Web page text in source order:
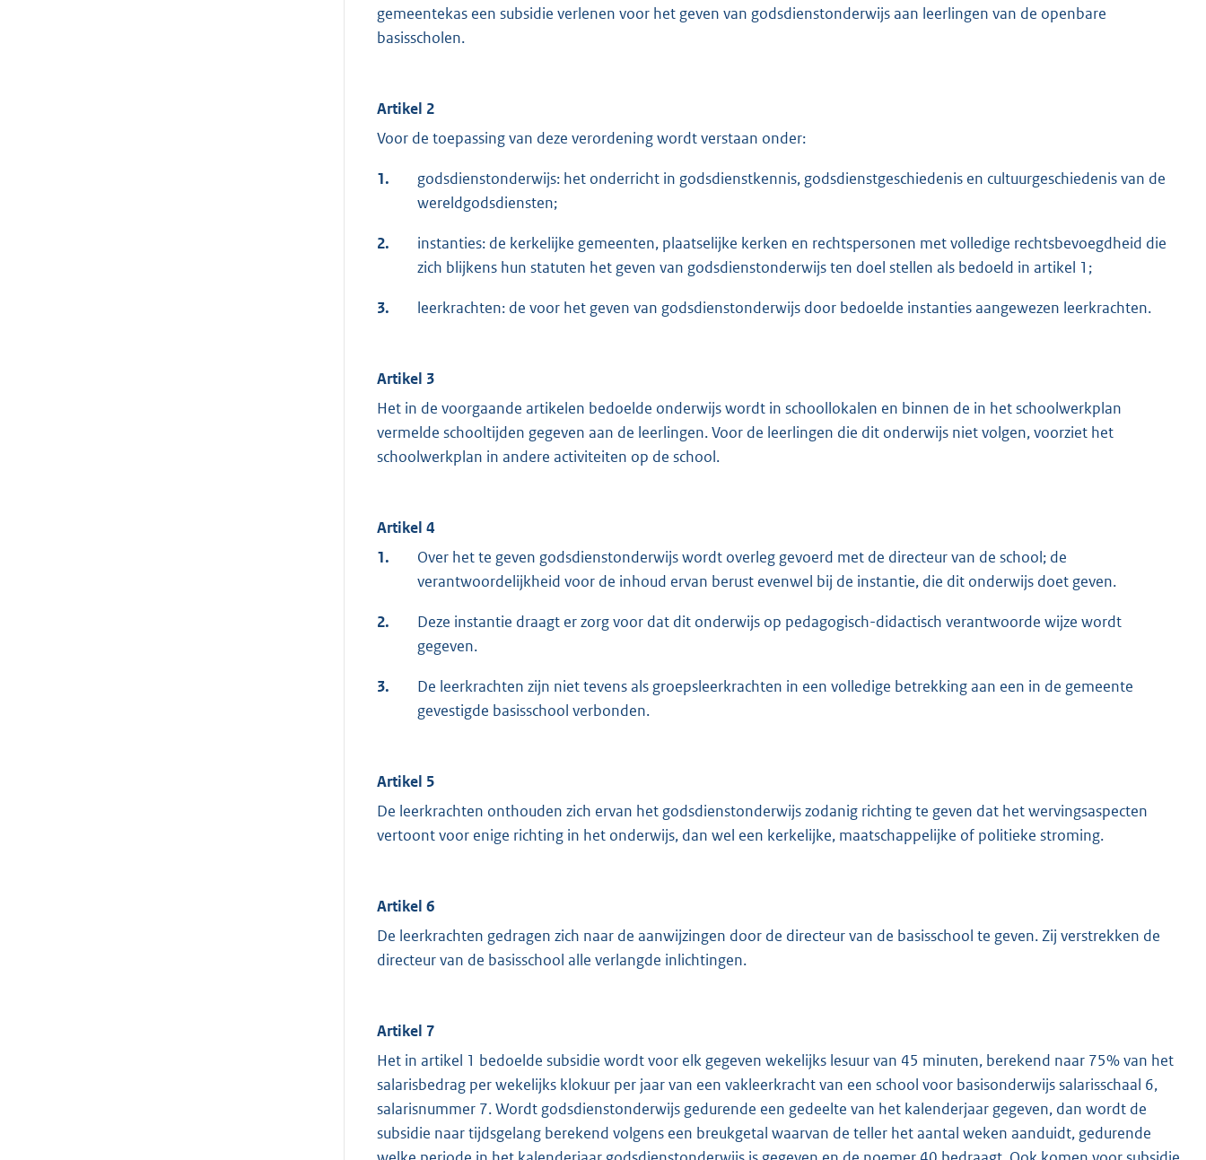
gemeentekas een subsidie verlenen voor het geven van godsdienstonderwijs aan leerlingen van de openbare
basisscholen.
Artikel 2
Voor de toepassing van deze verordening wordt verstaan onder:
1.
godsdienstonderwijs: het onderricht in godsdienstkennis, godsdienstgeschiedenis en cultuurgeschiedenis van de
wereldgodsdiensten;
2.
instanties: de kerkelijke gemeenten, plaatselijke kerken en rechtspersonen met volledige rechtsbevoegdheid die
zich blijkens hun statuten het geven van godsdienstonderwijs ten doel stellen als bedoeld in artikel 1;
3. leerkrachten: de voor het geven van godsdienstonderwijs door bedoelde instanties aangewezen leerkrachten.
Artikel 3
Het in de voorgaande artikelen bedoelde onderwijs wordt in schoollokalen en binnen de in het schoolwerkplan
vermelde schooltijden gegeven aan de leerlingen. Voor de leerlingen die dit onderwijs niet volgen, voorziet het
schoolwerkplan in andere activiteiten op de school.
Artikel 4
1.
Over het te geven godsdienstonderwijs wordt overleg gevoerd met de directeur van de school; de
verantwoordelijkheid voor de inhoud ervan berust evenwel bij de instantie, die dit onderwijs doet geven.
2.
Deze instantie draagt er zorg voor dat dit onderwijs op pedagogisch-didactisch verantwoorde wijze wordt
gegeven.
3.
De leerkrachten zijn niet tevens als groepsleerkrachten in een volledige betrekking aan een in de gemeente
gevestigde basisschool verbonden.
Artikel 5
De leerkrachten onthouden zich ervan het godsdienstonderwijs zodanig richting te geven dat het wervingsaspecten
vertoont voor enige richting in het onderwijs, dan wel een kerkelijke, maatschappelijke of politieke stroming.
Artikel 6
De leerkrachten gedragen zich naar de aanwijzingen door de directeur van de basisschool te geven. Zij verstrekken de
directeur van de basisschool alle verlangde inlichtingen.
Artikel 7
Het in artikel 1 bedoelde subsidie wordt voor elk gegeven wekelijks lesuur van 45 minuten, berekend naar 75% van het
salarisbedrag per wekelijks klokuur per jaar van een vakleerkracht van een school voor basisonderwijs salarisschaal 6,
salarisnummer 7. Wordt godsdienstonderwijs gedurende een gedeelte van het kalenderjaar gegeven, dan wordt de
subsidie naar tijdsgelang berekend volgens een breukgetal waarvan de teller het aantal weken aanduidt, gedurende